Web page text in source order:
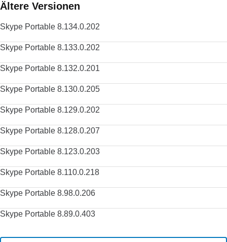
Ältere Versionen
Skype Portable 8.134.0.202
Skype Portable 8.133.0.202
Skype Portable 8.132.0.201
Skype Portable 8.130.0.205
Skype Portable 8.129.0.202
Skype Portable 8.128.0.207
Skype Portable 8.123.0.203
Skype Portable 8.110.0.218
Skype Portable 8.98.0.206
Skype Portable 8.89.0.403